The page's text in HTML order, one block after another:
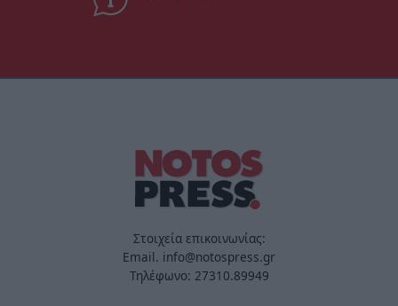
Στοιχεία επικοινωνίας:
Email. info@notospress.gr
Τηλέφωνο: 27310.89949